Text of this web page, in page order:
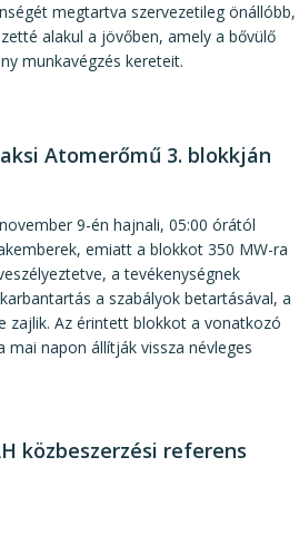
megtartva szervezetileg önállóbb,
alakul a jövőben, amely a bővülő
munkavégzés kereteit.
Atomerőmű 3. blokkján
9-én hajnali, 05:00 órától
emiatt a blokkot 350 MW-ra
a tevékenységnek
a szabályok betartásával, a
zajlik. Az érintett blokkot a vonatkozó
napon állítják vissza névleges
közbeszerzési referens